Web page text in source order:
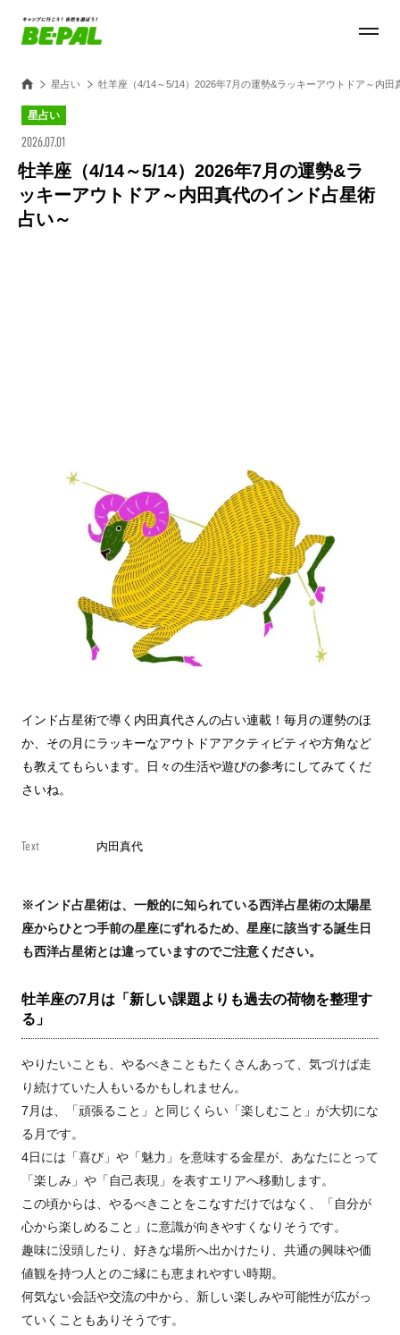
星占い 牡羊座（4/14～5/14）2026年7月の運勢&ラッキーアウトドア～内田
星占い
2026.07.01
牡羊座（4/14～5/14）2026年7月の運勢&ラ
ッキーアウトドア～内田真代のインド占星術
占い～
インド占星術で導く内田真代さんの占い連載！毎月の運勢のほ
か、その月にラッキーなアウトドアアクティビティや方角など
も教えてもらいます。日々の生活や遊びの参考にしてみてくだ
さいね。
Text 内田真代
※インド占星術は、一般的に知られている西洋占星術の太陽星
座からひとつ手前の星座にずれるため、星座に該当する誕生日
も西洋占星術とは違っていますのでご注意ください。
牡羊座の7月は「新しい課題よりも過去の荷物を整理す
る」
やりたいことも、やるべきこともたくさんあって、気づけば走
り続けていた人もいるかもしれません。
7月は、「頑張ること」と同じくらい「楽しむこと」が大切にな
る月です。
4日には「喜び」や「魅力」を意味する金星が、あなたにとって
「楽しみ」や「自己表現」を表すエリアへ移動します。
この頃からは、やるべきことをこなすだけではなく、「自分が
心から楽しめること」に意識が向きやすくなりそうです。
趣味に没頭したり、好きな場所へ出かけたり、共通の興味や価
値観を持つ人とのご縁にも恵まれやすい時期。
何気ない会話や交流の中から、新しい楽しみや可能性が広がっ
ていくこともありそうです。